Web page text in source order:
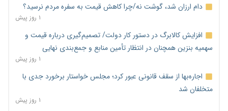
دام ارزان شد، گوشت نه/چرا کاهش قیمت به سفره مردم نرسید؟
۱ روز پیش
افزایش کالابرگ در دستور کار دولت/ تصمیم‌گیری درباره قیمت و
سهمیه بنزین همچنان در انتظار تأمین منابع و جمع‌بندی نهایی
۱ روز پیش
اجاره‌بها از سقف قانونی عبور کرد؛ مجلس خواستار برخورد جدی با
متخلفان شد
۱ روز پیش